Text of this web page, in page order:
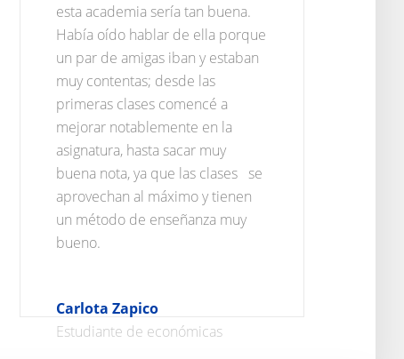
esta academia sería tan buena.
Había oído hablar de ella porque
un par de amigas iban y estaban
muy contentas; desde las
primeras clases comencé a
mejorar notablemente en la
asignatura, hasta sacar muy
buena nota, ya que las clases se
aprovechan al máximo y tienen
un método de enseñanza muy
bueno.
Carlota Zapico
Estudiante de económicas